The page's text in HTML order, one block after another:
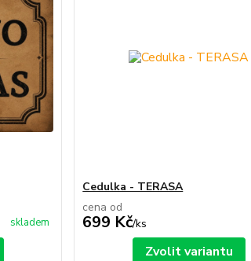
skladem
Cedulka - TERASA
cena od
699 Kč/ks
Zvolit variantu